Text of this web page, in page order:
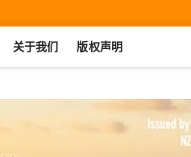
关于我们 版权声明